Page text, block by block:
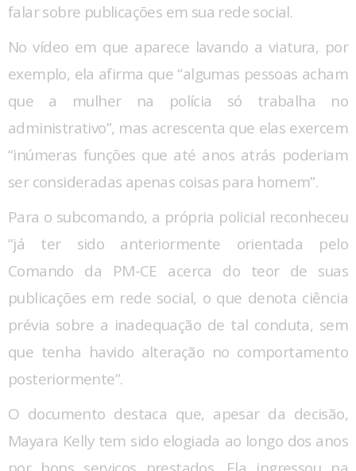
falar sobre publicações em sua rede social.
No vídeo em que aparece lavando a viatura, por
exemplo, ela afirma que “algumas pessoas acham
que a mulher na polícia só trabalha no
administrativo”, mas acrescenta que elas exercem
“inúmeras funções que até anos atrás poderiam
ser consideradas apenas coisas para homem”.
Para o subcomando, a própria policial reconheceu
“já ter sido anteriormente orientada pelo
Comando da PM-CE acerca do teor de suas
publicações em rede social, o que denota ciência
prévia sobre a inadequação de tal conduta, sem
que tenha havido alteração no comportamento
posteriormente”.
O documento destaca que, apesar da decisão,
Mayara Kelly tem sido elogiada ao longo dos anos